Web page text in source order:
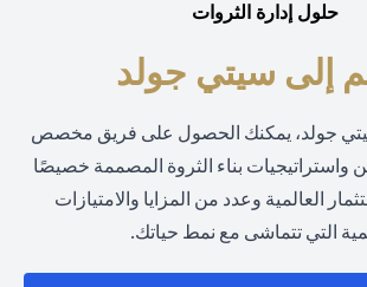
حلول إدارة الثروات
إلى سيتي جولد
جولد، يمكنك الحصول على فريق مخصص
واستراتيجيات بناء الثروة المصممة خصيصًا
العالمية وعدد من المزايا والامتيازات
التي تتماشى مع نمط حياتك.